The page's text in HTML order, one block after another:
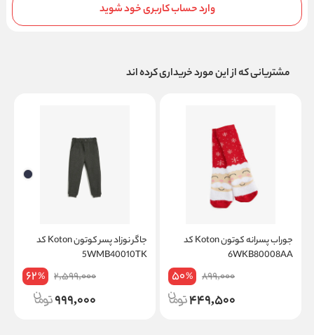
وارد حساب کاربری خود شوید
مشتریانی که از این مورد خریداری کرده اند
جوراب پسرانه کوتون Koton کد
6WKB80008AA
899,000
50%
449,500
جاگر نوزاد پسر کوتون Koton کد
5WMB40010TK
2,599,000
62%
999,000